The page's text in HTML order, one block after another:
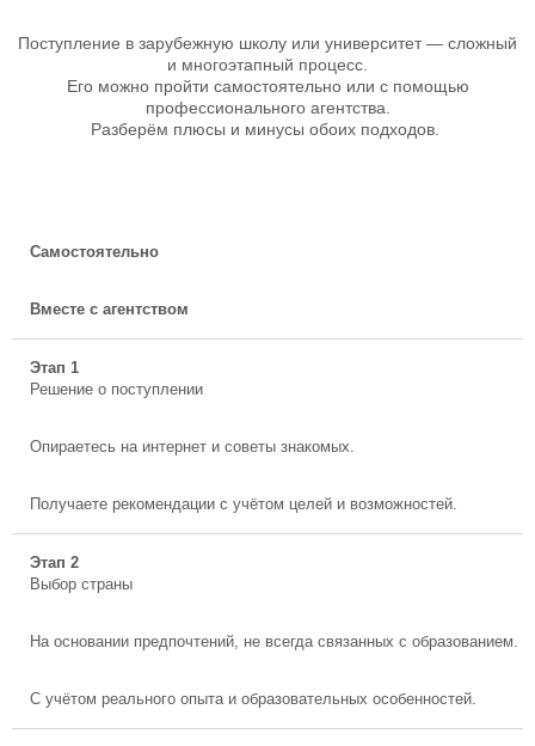
Поступление в зарубежную школу или университет — сложный
и многоэтапный процесс.
Его можно пройти самостоятельно или с помощью
профессионального агентства.
Разберём плюсы и минусы обоих подходов.
Самостоятельно
Вместе с агентством
Этап 1
Решение о поступлении
Опираетесь на интернет и советы знакомых.
Получаете рекомендации с учётом целей и возможностей.
Этап 2
Выбор страны
На основании предпочтений, не всегда связанных с образованием.
С учётом реального опыта и образовательных особенностей.